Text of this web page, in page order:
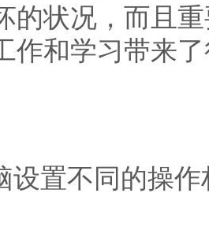
的状况，而且
作和学习带来
设置不同的操